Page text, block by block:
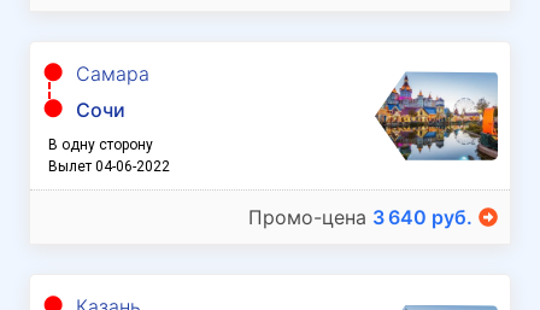
Самара
Сочи
В одну сторону
Вылет 04-06-2022
Промо-цена 3 640 руб.